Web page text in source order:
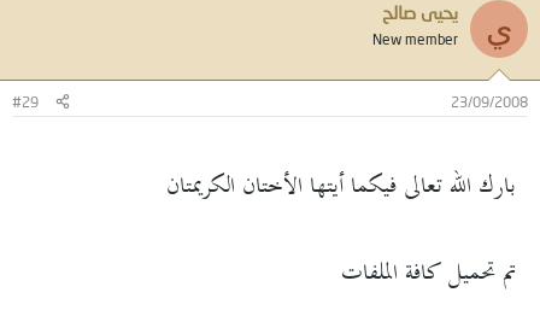
ي يحيى صالح
New member
23/09/2008
#29
بارك الله تعالى فيكما أيتها الأختان الكريمتان
تم تحميل كافة الملفات